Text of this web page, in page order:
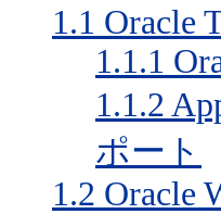
1.1 Oracle
1.1.1
1.1.2
ポート
1.2 Oracle